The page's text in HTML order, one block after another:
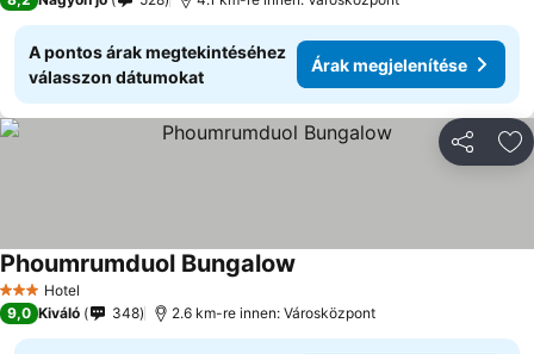
A pontos árak megtekintéséhez
válasszon dátumokat
Árak megjelenítése
3 Kategória
Hotel
Phoumrumduol Bungalow
9,0 Kiváló 348 2.6 km-re innen: Városközpont